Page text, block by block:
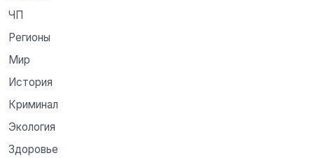
ЧП
Регионы
Мир
История
Криминал
Экология
Здоровье